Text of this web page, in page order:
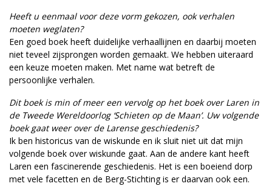
Heeft u eenmaal voor deze vorm gekozen, ook verhalen
moeten weglaten?
Een goed boek heeft duidelijke verhaallijnen en daarbij moeten
niet teveel zijsprongen worden gemaakt. We hebben uiteraard
een keuze moeten maken. Met name wat betreft de
persoonlijke verhalen.
Dit boek is min of meer een vervolg op het boek over Laren in
de Tweede Wereldoorlog ‘Schieten op de Maan’. Uw volgende
boek gaat weer over de Larense geschiedenis?
Ik ben historicus van de wiskunde en ik sluit niet uit dat mijn
volgende boek over wiskunde gaat. Aan de andere kant heeft
Laren een fascinerende geschiedenis. Het is een boeiend dorp
met vele facetten en de Berg-Stichting is er daarvan ook een.